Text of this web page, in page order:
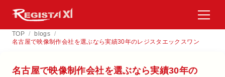
TOP / blogs /
名古屋で映像制作会社を選ぶなら実績30年のレジスタエックスワン
名古屋で​映像制作会社を​選ぶなら​実績30年の​